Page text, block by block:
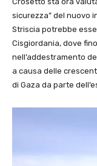
sicurezza” del nuovo
Striscia potrebbe
Cisgiordania, dove
nell’addestramento
a causa delle
di Gaza da parte